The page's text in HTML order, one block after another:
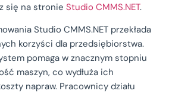
się na stronie Studio CMMS.NET.
Studio CMMS.NET przekłada
korzyści dla przedsiębiorstwa.
pomaga w znacznym stopniu
maszyn, co wydłuża ich
napraw. Pracownicy działu